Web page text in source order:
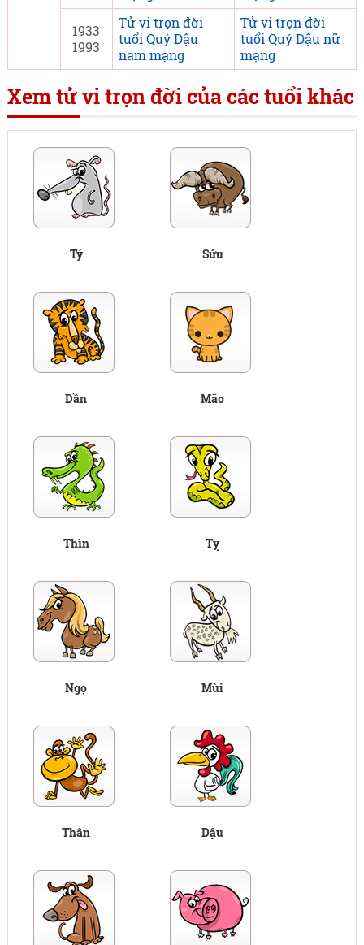
1933
1993
Tử vi trọn đời
tuổi Quý Dậu
nam mạng
Tử vi trọn đời
tuổi Quý Dậu nữ
mạng
Xem tử vi trọn đời của các tuổi khác
Tý Sửu
Dần Mão
Thìn Tỵ
Ngọ Mùi
Thân Dậu